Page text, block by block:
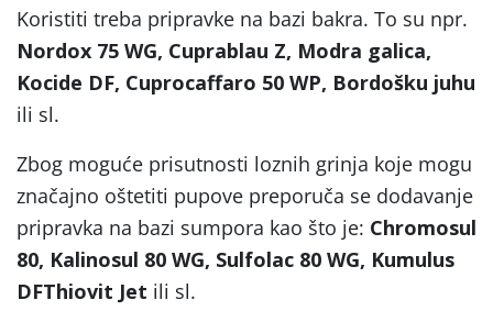
Koristiti treba pripravke na bazi bakra. To su npr.
Nordox 75 WG, Cuprablau Z, Modra galica,
Kocide DF, Cuprocaffaro 50 WP, Bordošku juhu
ili sl.
Zbog moguće prisutnosti loznih grinja koje mogu
značajno oštetiti pupove preporuča se dodavanje
pripravka na bazi sumpora kao što je: Chromosul
80, Kalinosul 80 WG, Sulfolac 80 WG, Kumulus
DFThiovit Jet ili sl.